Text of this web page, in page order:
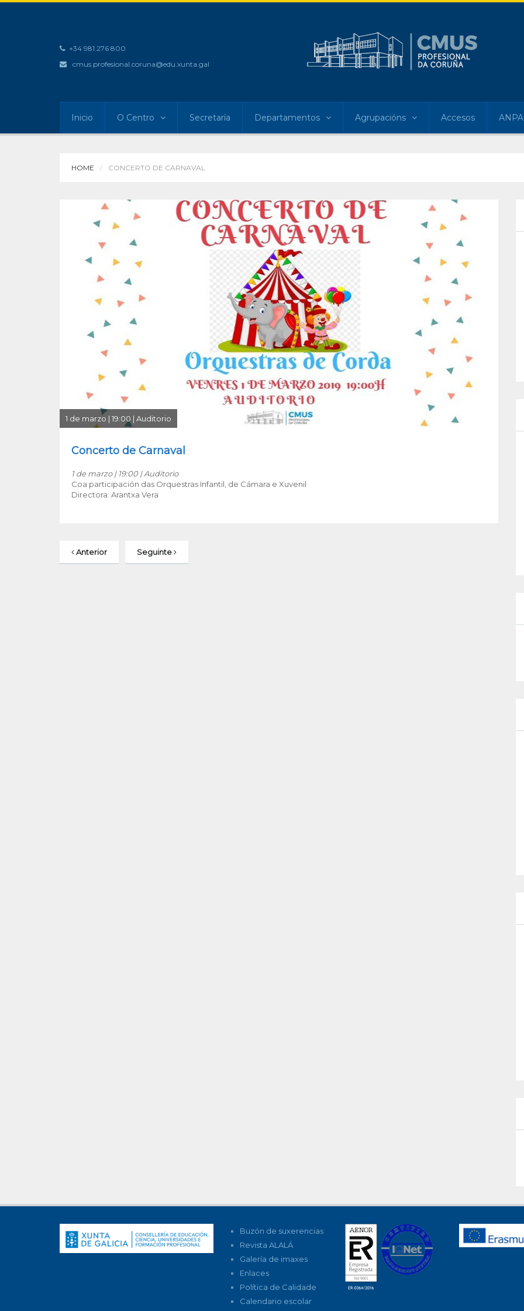
+34 981 276 800
cmus.profesional.coruna@edu.xunta.gal
Inicio O Centro Secretaría Departamentos Agrupacións Accesos ANPA
HOME CONCERTO DE CARNAVAL
1 de marzo | 19:00 | Auditorio
Concerto de Carnaval
1 de marzo | 19:00 | Auditorio
Coa participación das Orquestras Infantil, de Cámara e Xuvenil
Directora: Arantxa Vera
Anterior Seguinte
Buzón de suxerencias
Revista ALALÁ
Galería de imaxes
Enlaces
Política de Calidade
Calendario escolar